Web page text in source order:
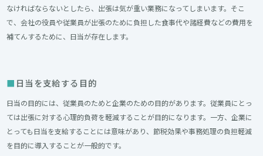
なければならないとしたら、出張は気が重い業務になってしまいます。そこ
で、会社の役員や従業員が出張のために負担した食事代や諸経費などの費用を
補てんするために、日当が存在します。
日当を支給する目的
日当の目的には、従業員のためと企業のための目的があります。従業員にとっ
ては出張に対する心理的負荷を軽減することが目的になります。一方、企業に
とっても日当を支給することには意味があり、節税効果や事務処理の負担軽減
を目的に導入することが一般的です。